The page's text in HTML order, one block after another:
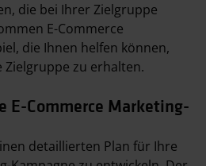
die bei Ihrer Zielgruppe
E-Commerce
die Ihnen helfen können,
Zielgruppe zu erhalten.
Commerce Marketing-
detaillierten Plan für Ihre